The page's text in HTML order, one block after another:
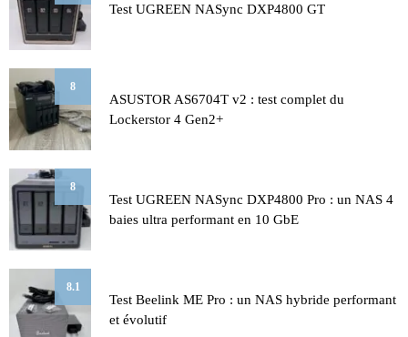
Test UGREEN NASync DXP4800 GT
8
ASUSTOR AS6704T v2 : test complet du
Lockerstor 4 Gen2+
8
Test UGREEN NASync DXP4800 Pro : un NAS 4
baies ultra performant en 10 GbE
8.1
Test Beelink ME Pro : un NAS hybride performant
et évolutif